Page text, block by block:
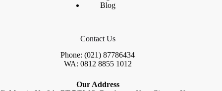
Blog
Contact Us
Phone: (021) 87786434
WA: 0812 8855 1012
Our Address